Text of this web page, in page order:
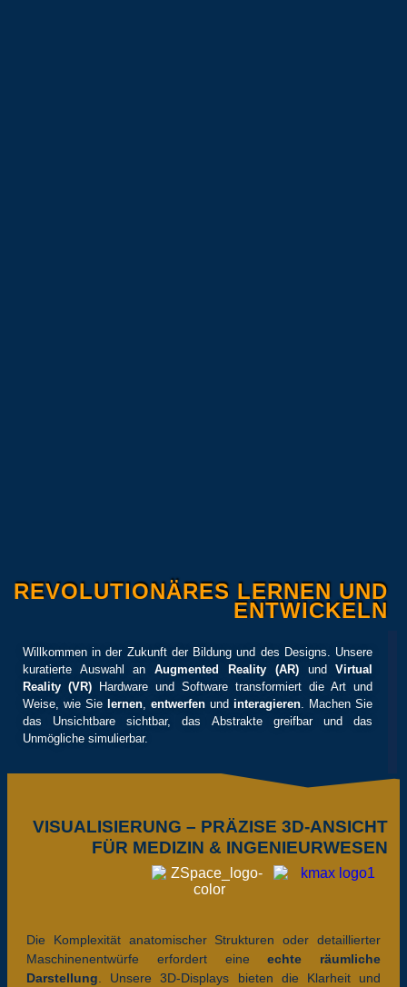
REVOLUTIONÄRES LERNEN UND
ENTWICKELN
Willkommen in der Zukunft der Bildung und des Designs. Unsere
kuratierte Auswahl anAugmented Reality (AR)undVirtual
Reality (VR)Hardware und Software transformiert die Art und
Weise, wie Sie lernen,entwerfen und interagieren . Machen Sie
das Unsichtbare sichtbar, das Abstrakte greifbar und das
Unmögliche simulierbar.
VISUALISIERUNG – PRÄZISE 3D-ANSICHT
FÜR MEDIZIN & INGENIEURWESEN
Die Komplexität anatomischer Strukturen oder detaillierter
Maschinenentwürfe erfordert eineechte räumliche
Darstellung. Unsere 3D-Displays bieten die Klarheit und